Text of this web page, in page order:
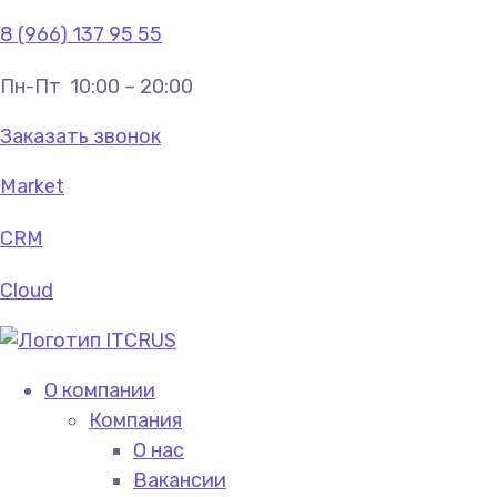
8 (966) 137 95 55
Пн-Пт 10:00 – 20:00
Заказать звонок
Market
CRM
Cloud
О компании
Компания
О нас
Вакансии